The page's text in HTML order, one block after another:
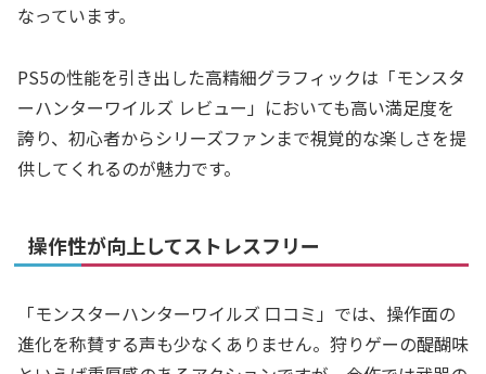
なっています。
PS5の性能を引き出した高精細グラフィックは「モンスタ
ーハンターワイルズ レビュー」においても高い満足度を
誇り、初心者からシリーズファンまで視覚的な楽しさを提
供してくれるのが魅力です。
操作性が向上してストレスフリー
「モンスターハンターワイルズ 口コミ」では、操作面の
進化を称賛する声も少なくありません。狩りゲーの醍醐味